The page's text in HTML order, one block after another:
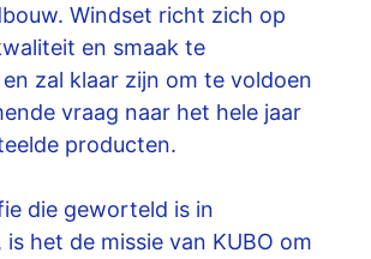
Windset richt zich op
en smaak te
zal klaar zijn om te voldoen
vraag naar het hele jaar
producten.
die geworteld is in
het de missie van KUBO om